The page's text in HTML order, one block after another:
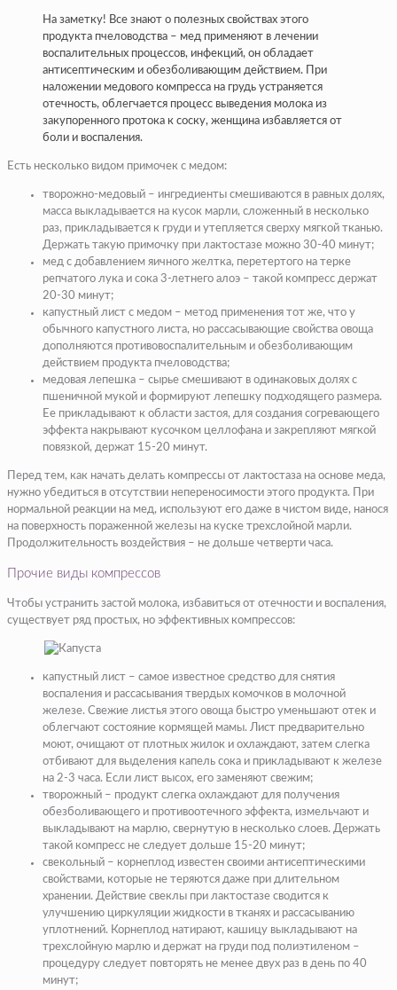
На заметку! Все знают о полезных свойствах этого
продукта пчеловодства – мед применяют в лечении
воспалительных процессов, инфекций, он обладает
антисептическим и обезболивающим действием. При
наложении медового компресса на грудь устраняется
отечность, облегчается процесс выведения молока из
закупоренного протока к соску, женщина избавляется от
боли и воспаления.
Есть несколько видом примочек с медом:
творожно-медовый – ингредиенты смешиваются в равных долях,
масса выкладывается на кусок марли, сложенный в несколько
раз, прикладывается к груди и утепляется сверху мягкой тканью.
Держать такую примочку при лактостазе можно 30-40 минут;
мед с добавлением яичного желтка, перетертого на терке
репчатого лука и сока 3-летнего алоэ – такой компресс держат
20-30 минут;
капустный лист с медом – метод применения тот же, что у
обычного капустного листа, но рассасывающие свойства овоща
дополняются противовоспалительным и обезболивающим
действием продукта пчеловодства;
медовая лепешка – сырье смешивают в одинаковых долях с
пшеничной мукой и формируют лепешку подходящего размера.
Ее прикладывают к области застоя, для создания согревающего
эффекта накрывают кусочком целлофана и закрепляют мягкой
повязкой, держат 15-20 минут.
Перед тем, как начать делать компрессы от лактостаза на основе меда,
нужно убедиться в отсутствии непереносимости этого продукта. При
нормальной реакции на мед, используют его даже в чистом виде, нанося
на поверхность пораженной железы на куске трехслойной марли.
Продолжительность воздействия – не дольше четверти часа.
Прочие виды компрессов
Чтобы устранить застой молока, избавиться от отечности и воспаления,
существует ряд простых, но эффективных компрессов:
капустный лист – самое известное средство для снятия
воспаления и рассасывания твердых комочков в молочной
железе. Свежие листья этого овоща быстро уменьшают отек и
облегчают состояние кормящей мамы. Лист предварительно
моют, очищают от плотных жилок и охлаждают, затем слегка
отбивают для выделения капель сока и прикладывают к железе
на 2-3 часа. Если лист высох, его заменяют свежим;
творожный – продукт слегка охлаждают для получения
обезболивающего и противоотечного эффекта, измельчают и
выкладывают на марлю, свернутую в несколько слоев. Держать
такой компресс не следует дольше 15-20 минут;
свекольный – корнеплод известен своими антисептическими
свойствами, которые не теряются даже при длительном
хранении. Действие свеклы при лактостазе сводится к
улучшению циркуляции жидкости в тканях и рассасыванию
уплотнений. Корнеплод натирают, кашицу выкладывают на
трехслойную марлю и держат на груди под полиэтиленом –
процедуру следует повторять не менее двух раз в день по 40
минут;